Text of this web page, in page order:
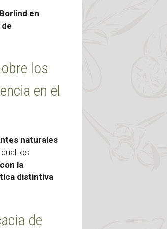
en
los
en el
naturales
cual los
la
distintiva
de